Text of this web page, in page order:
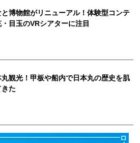
博物館がリニューアル！体験型コンテ
目玉のVRシアターに注目
観光！甲板や船内で日本丸の歴史を肌
た